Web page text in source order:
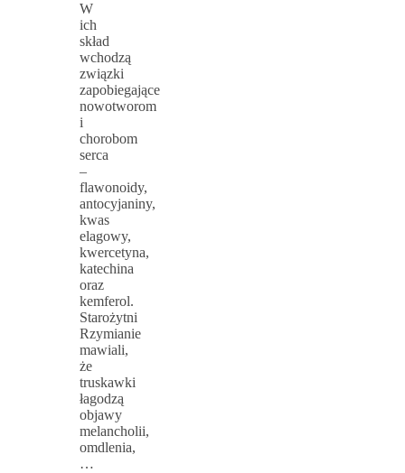
W
ich
skład
wchodzą
związki
zapobiegające
nowotworom
i
chorobom
serca
–
flawonoidy,
antocyjaniny,
kwas
elagowy,
kwercetyna,
katechina
oraz
kemferol.
Starożytni
Rzymianie
mawiali,
że
truskawki
łagodzą
objawy
melancholii,
omdlenia,
…